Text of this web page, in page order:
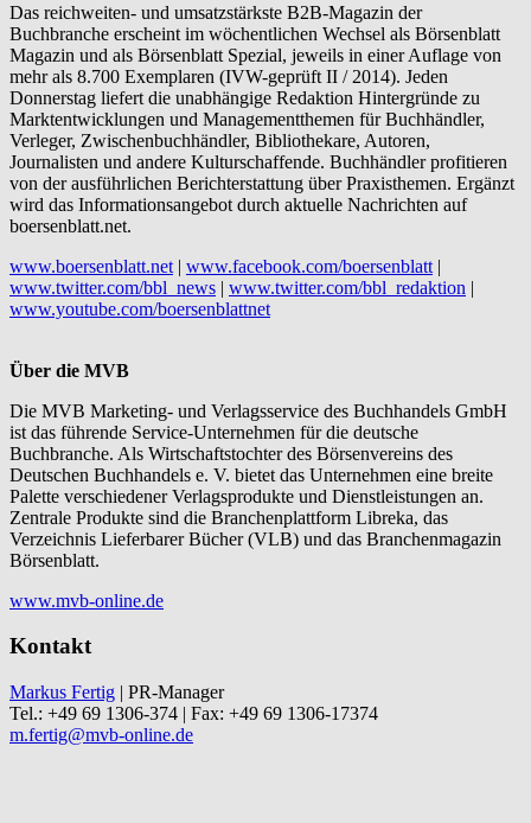
Das reichweiten- und umsatzstärkste B2B-Magazin der
Buchbranche erscheint im wöchentlichen Wechsel als Börsenblatt
Magazin und als Börsenblatt Spezial, jeweils in einer Auflage von
mehr als 8.700 Exemplaren (IVW-geprüft II / 2014). Jeden
Donnerstag liefert die unabhängige Redaktion Hintergründe zu
Marktentwicklungen und Managementthemen für Buchhändler,
Verleger, Zwischenbuchhändler, Bibliothekare, Autoren,
Journalisten und andere Kulturschaffende. Buchhändler profitieren
von der ausführlichen Berichterstattung über Praxisthemen. Ergänzt
wird das Informationsangebot durch aktuelle Nachrichten auf
boersenblatt.net.
www.boersenblatt.net | www.facebook.com/boersenblatt |
www.twitter.com/bbl_news | www.twitter.com/bbl_redaktion |
www.youtube.com/boersenblattnet
Über die MVB
Die MVB Marketing- und Verlagsservice des Buchhandels GmbH
ist das führende Service-Unternehmen für die deutsche
Buchbranche. Als Wirtschaftstochter des Börsenvereins des
Deutschen Buchhandels e. V. bietet das Unternehmen eine breite
Palette verschiedener Verlagsprodukte und Dienstleistungen an.
Zentrale Produkte sind die Branchenplattform Libreka, das
Verzeichnis Lieferbarer Bücher (VLB) und das Branchenmagazin
Börsenblatt.
www.mvb-online.de
Kontakt
Markus Fertig | PR-Manager
Tel.: +49 69 1306-374 | Fax: +49 69 1306-17374
m.fertig@mvb-online.de